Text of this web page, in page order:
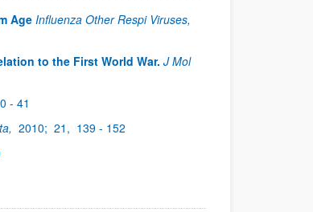
AgeInfluenza Other Respi Viruses,
to the First World War. J Mol
- 41
2010; 21, 139 - 152